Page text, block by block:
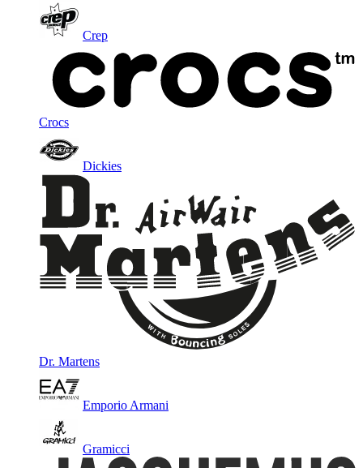
Crep
Crocs
Dickies
Dr. Martens
Emporio Armani
Gramicci